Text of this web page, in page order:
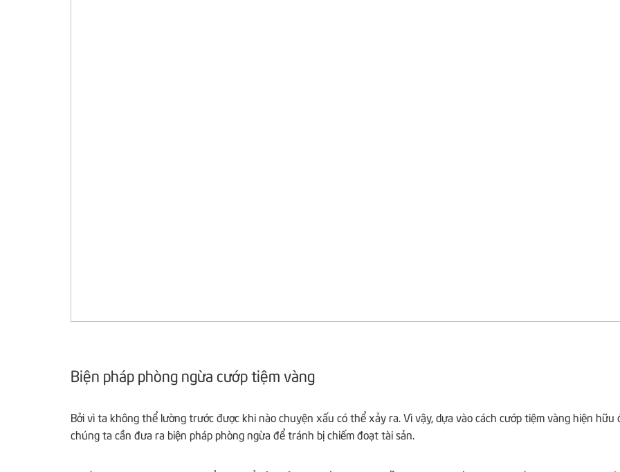
Biện pháp phòng ngừa cướp tiệm vàng
Bởi vì ta không thể lường trước được khi nào chuyện xấu có thể xảy ra. Vì vậy, dựa vào cách cướp tiệm vàng hiện hữu
chúng ta cần đưa ra biện pháp phòng ngừa để tránh bị chiếm đoạt tài sản.